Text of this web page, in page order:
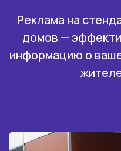
Реклама на
домов —
информацию о